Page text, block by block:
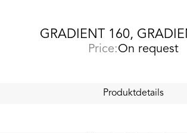
GRADIENT 160,
Price:On request
Produktdetails